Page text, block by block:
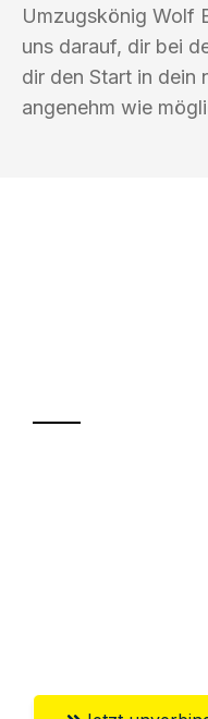
Umzugskönig Wolf
uns darauf, dir bei
dir den Start in dein
angenehm wie